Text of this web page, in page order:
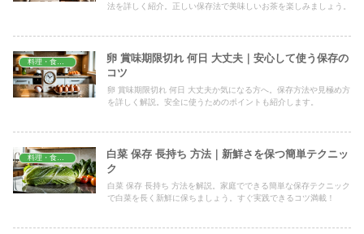
法を詳しく紹介。正しい保存法で美味しいお茶を楽しみましょう。
料理・食材保存
卵 賞味期限切れ 何日 大丈夫｜安心して使う保存の
コツ
卵 賞味期限切れ 何日 大丈夫か気になる方へ。保存方法や見極め方
を詳しく解説。安全に使うためのポイントも紹介します。
料理・食材保存
白菜 保存 長持ち 方法｜新鮮さを保つ簡単テクニッ
ク
白菜 保存 長持ち 方法を解説。家庭でできる簡単な保存テクニック
で白菜を長く新鮮に保ちましょう。すぐ実践できるコツ満載！